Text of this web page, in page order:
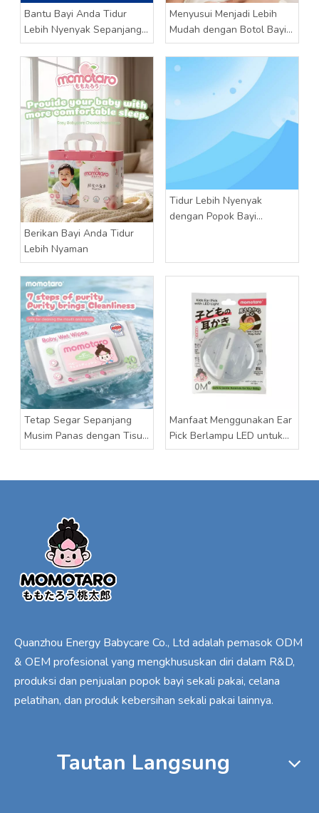
Bantu Bayi Anda Tidur
Lebih Nyenyak Sepanjang
Malam dengan Momotaro
Baby Pants
Menyusui Menjadi Lebih
Mudah dengan Botol Bayi
Momotaro
Berikan Bayi Anda Tidur
Lebih Nyaman
Tidur Lebih Nyenyak
dengan Popok Bayi
Tetap Segar Sepanjang
Musim Panas dengan Tisu
Basah Bayi Momotaro
Manfaat Menggunakan Ear
Pick Berlampu LED untuk
Bayi
Quanzhou Energy Babycare Co., Ltd adalah pemasok ODM
& OEM profesional yang mengkhususkan diri dalam R&D,
produksi dan penjualan popok bayi sekali pakai, celana
pelatihan, dan produk kebersihan sekali pakai lainnya.
Tautan Langsung